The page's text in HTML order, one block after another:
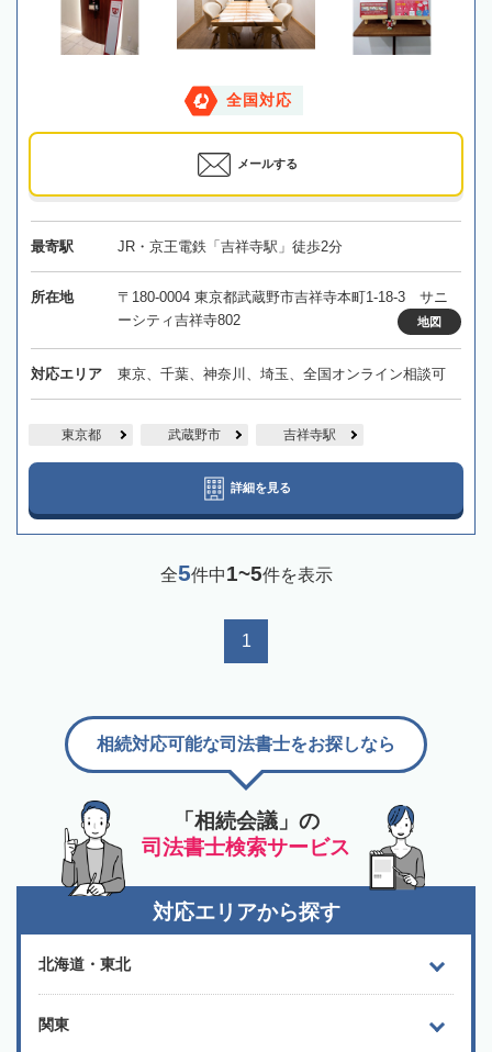
全国対応
メールする
最寄駅 JR・京王電鉄「吉祥寺駅」徒歩2分
所在地
〒180-0004 東京都武蔵野市吉祥寺本町1-18-3 サニ
ーシティ吉祥寺802
地図
対応エリア 東京、千葉、神奈川、埼玉、全国オンライン相談可
東京都 武蔵野市 吉祥寺駅
詳細を見る
全5件中1~5件を表示
1
「相続会議」の
司法書士検索サービス
相続対応可能な司法書士をお探しなら
対応エリアから探す
北海道・東北
関東